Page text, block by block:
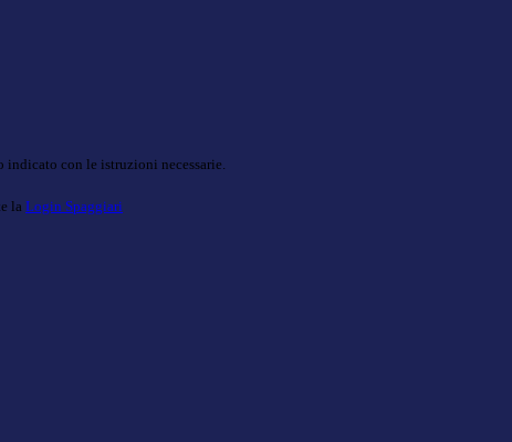
con le istruzioni necessarie.
la Login Spaggiari